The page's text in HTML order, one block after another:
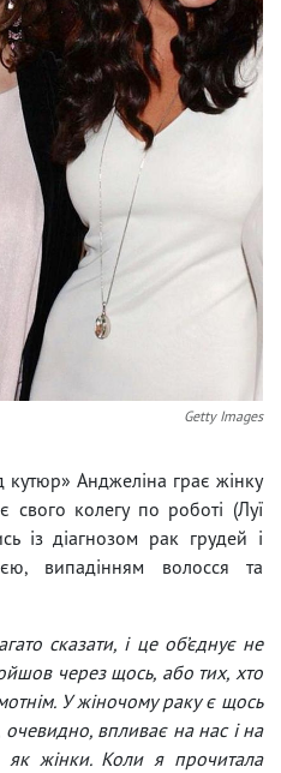
Getty Images
кутюр» Анджеліна грає жінку
свого колегу по роботі (Луї
із діагнозом рак грудей і
випадінням волосся та
сказати, і це об’єднує не
через щось, або тих, хто
У жіночому раку є щось
впливає на нас і на
як жінки. Коли я прочитала